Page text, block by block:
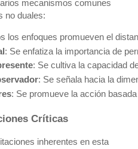
mecanismos comunes
no duales:
los enfoques promueven el
: Se enfatiza la importancia de
: Se cultiva la capacidad
: Se señala hacia la
: Se promueve la acción
Críticas
inherentes en esta